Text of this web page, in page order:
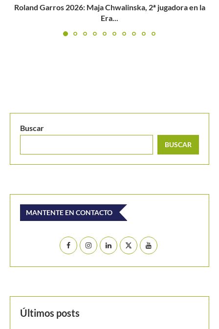
Wimbledon 2023: Daniel Galán desafiará a la principal
carta japonesa...
Buscar
BUSCAR
MANTENTE EN CONTACTO
Últimos posts